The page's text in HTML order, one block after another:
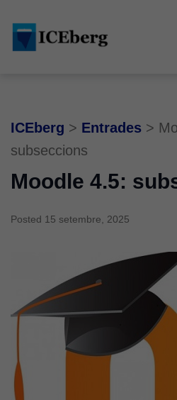
main
content
footer
ICEberg > Entrades >
subseccions
Moodle 4.5:
Posted 15 setembre, 2025